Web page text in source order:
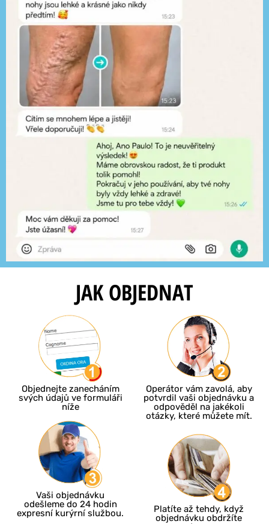
JAK OBJEDNAT
Objednejte zanecháním
svých údajů ve formuláři
níže
Operátor vám zavolá, aby
potvrdil vaši objednávku a
odpověděl na jakékoli
otázky, které můžete mít.
Vaši objednávku
odešleme do 24 hodin
expresní kurýrní službou.
Platíte až tehdy, když
objednávku obdržíte